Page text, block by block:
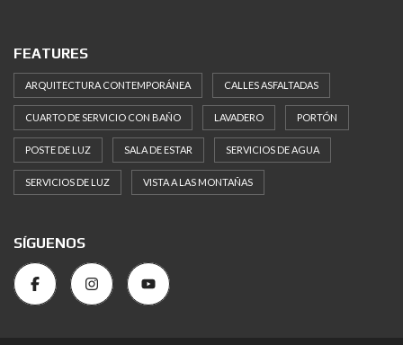
FEATURES
ARQUITECTURA CONTEMPORÁNEA CALLES ASFALTADAS
CUARTO DE SERVICIO CON BAÑO LAVADERO PORTÓN
POSTE DE LUZ SALA DE ESTAR SERVICIOS DE AGUA
SERVICIOS DE LUZ VISTA A LAS MONTAÑAS
SÍGUENOS